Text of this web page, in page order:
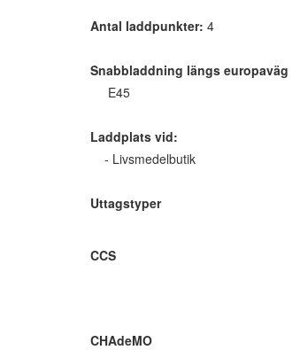
Antal laddpunkter: 4
Snabbladdning längs europaväg
E45
Laddplats vid:
- Livsmedelbutik
Uttagstyper
CCS
CHAdeMO